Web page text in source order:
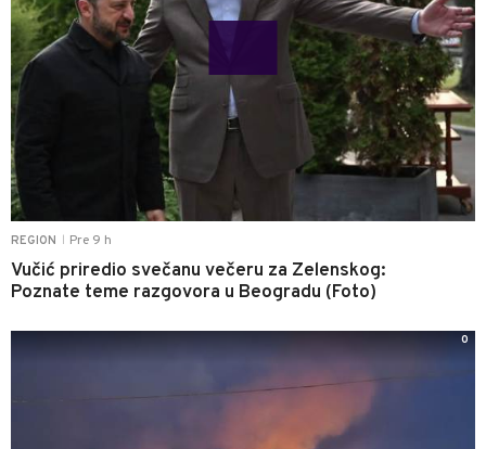
REGION Pre 9 h
Vučić priredio svečanu večeru za Zelenskog:
Poznate teme razgovora u Beogradu (Foto)
0